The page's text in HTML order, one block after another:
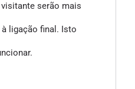
serão mais
ligação final. Isto